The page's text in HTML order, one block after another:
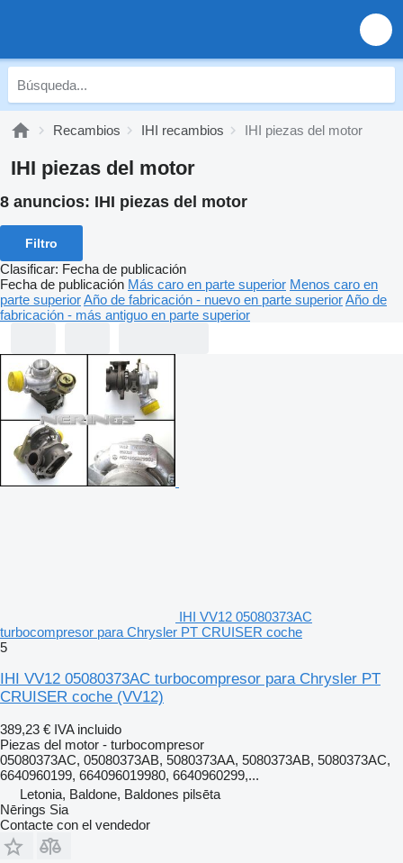
Recambios IHI recambios IHI piezas del motor
IHI piezas del motor
8 anuncios: IHI piezas del motor
Filtro
Clasificar: Fecha de publicación
Fecha de publicación Más caro en parte superior Menos caro en
parte superiorAño de fabricación - nuevo en parte superiorAño de
fabricación - más antiguo en parte superior
IHI VV12 05080373AC
turbocompresor para Chrysler PT CRUISER coche
5
IHI VV12 05080373AC turbocompresor para Chrysler PT
CRUISER coche (VV12)
389,23 € IVA incluido
Piezas del motor - turbocompresor
05080373AC, 05080373AB, 5080373AA, 5080373AB, 5080373AC,
6640960199, 664096019980, 6640960299,...
Letonia, Baldone, Baldones pilsēta
Nērings Sia
Contacte con el vendedor